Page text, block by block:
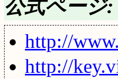
公式ページ:
http://
http://